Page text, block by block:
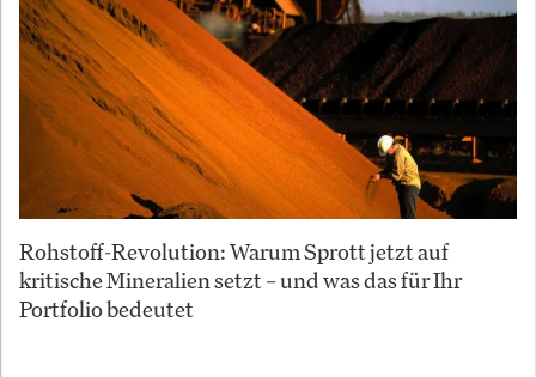
Rohstoff-Revolution: Warum Sprott jetzt auf
kritische Mineralien setzt – und was das für Ihr
Portfolio bedeutet